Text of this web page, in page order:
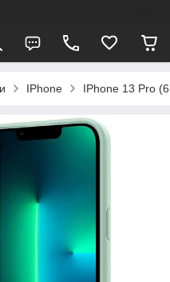
IPhone IPhone 13 Pro